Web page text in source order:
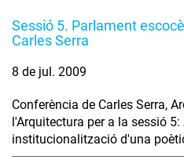
Sessió 5. Parlament
Carles Serra
8 de jul. 2009
Conferència de Carles Serra,
l'Arquitectura per a la sessió
institucionalització d'una